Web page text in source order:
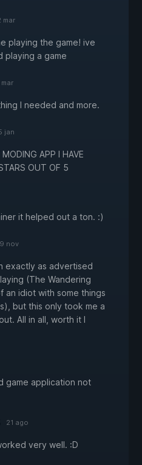
mar
playing the game! ive
playing a game
mar
I needed and more.
jan
APP I HAVE
OUT OF 5
it helped out a ton. :)
nov
exactly as advertised
(The Wandering
an idiot with some things
but this only took me a
All in all, worth it I
game application not
21 ago
very well. :D